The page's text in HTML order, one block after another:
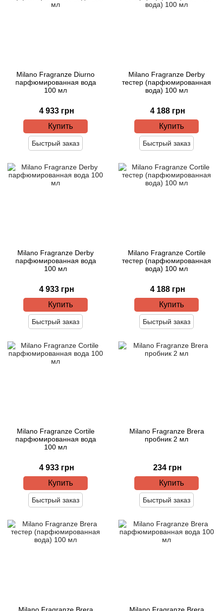
Milano Fragranze Diurno
парфюмированная вода
100 мл
4 933 грн
Купить
Быстрый заказ
Milano Fragranze Derby
тестер (парфюмированная
вода) 100 мл
4 188 грн
Купить
Быстрый заказ
Milano Fragranze Derby
парфюмированная вода
100 мл
4 933 грн
Купить
Быстрый заказ
Milano Fragranze Cortile
тестер (парфюмированная
вода) 100 мл
4 188 грн
Купить
Быстрый заказ
Milano Fragranze Cortile
парфюмированная вода
100 мл
4 933 грн
Купить
Быстрый заказ
Milano Fragranze Brera
пробник 2 мл
234 грн
Купить
Быстрый заказ
Amouage
Amouroud
Andre L'Arom
Angel Schlesser
Anne Fontaine
Annick Goutal
Antonia's Flowers
Antonio Banderas
Antonio Puig
Arabesque Perfumes
Arabiyat
Aramis